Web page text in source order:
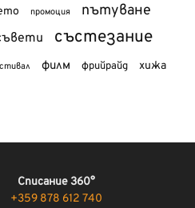
промоция пътуване
състезание
филм фрийрайд хижа
Списание 360°
+359 878 612 740